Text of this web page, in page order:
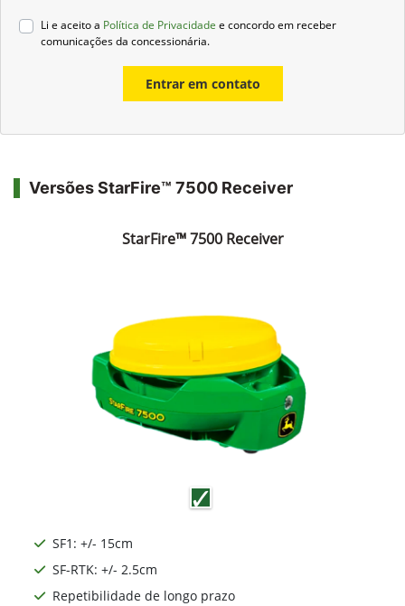
Li e aceito a Política de Privacidade e concordo em receber
comunicações da concessionária.
Entrar em contato
Versões StarFire™ 7500 Receiver
StarFire™ 7500 Receiver
SF1: +/- 15cm
SF-RTK: +/- 2.5cm
Repetibilidade de longo prazo